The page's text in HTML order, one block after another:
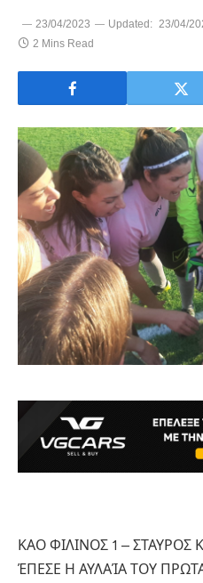
23/04/2023 Updated: 23/04/
2 Mins Read
ΚΑΟ ΦΙΛΙΝΟΣ 1 – ΣΤΑΥΡΟΣ
ΈΠΕΣΕ Η ΑΥΛΑΊΑ ΤΟΥ